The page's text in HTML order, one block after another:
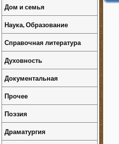
Дом и семья
Наука, Образование
Справочная литература
Духовность
Документальная
Прочее
Поэзия
Драматургия